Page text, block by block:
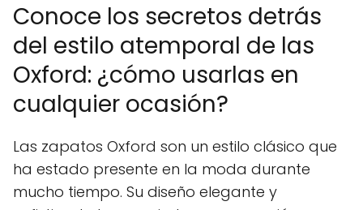
Conoce los secretos detrás
del estilo atemporal de las
Oxford: ¿cómo usarlas en
cualquier ocasión?
Las zapatos Oxford son un estilo clásico que
ha estado presente en la moda durante
mucho tiempo. Su diseño elegante y